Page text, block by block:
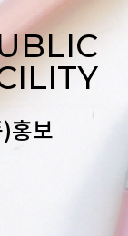
홍보